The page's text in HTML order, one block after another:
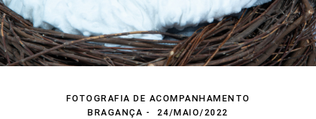
FOTOGRAFIA DE ACOMPANHAMENTO
BRAGANÇA
24/MAIO/2022